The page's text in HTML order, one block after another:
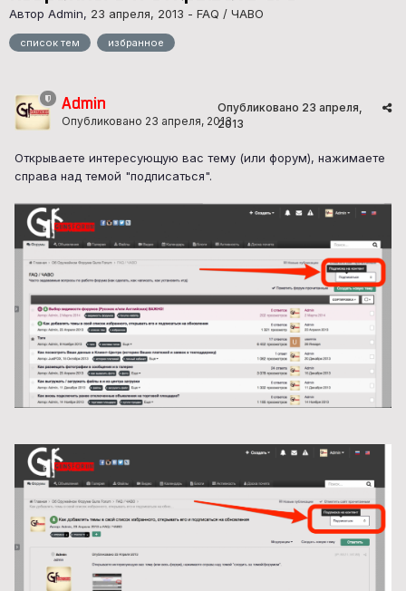
Автор Admin, 23 апреля, 2013 - FAQ / ЧАВО
список тем избранное
Admin
Опубликовано 23 апреля, 2013
Опубликовано 23 апреля,
2013
Открываете интересующую вас тему (или форум), нажимаете
справа над темой "подписаться".